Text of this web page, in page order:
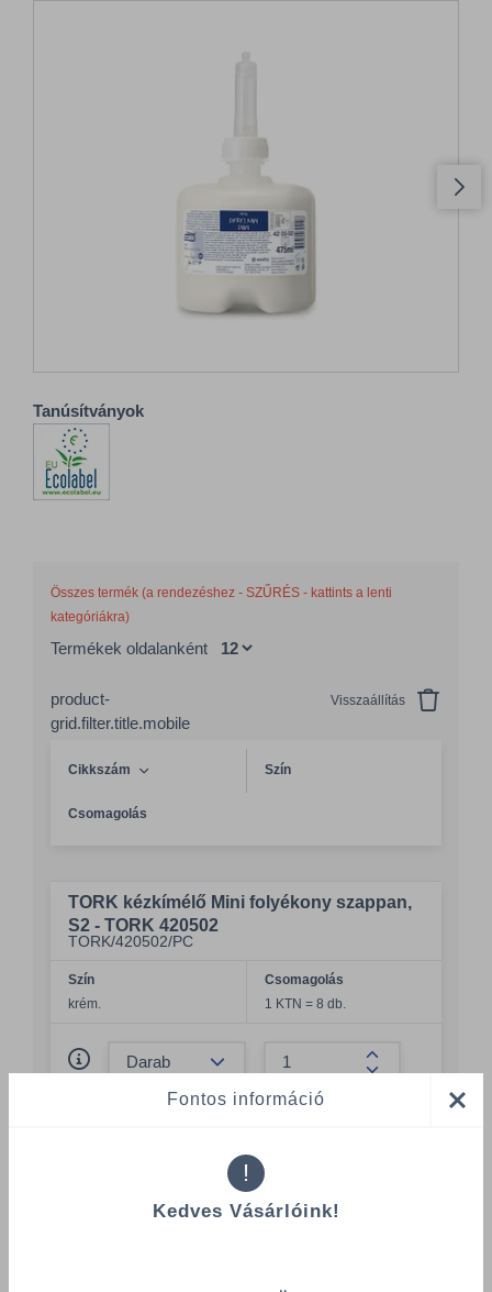
Tanúsítványok
Összes termék (a rendezéshez - SZŰRÉS - kattints a lenti
kategóriákra)
Termékek oldalanként
product-
grid.filter.title.mobile
Visszaállítás
Cikkszám Szín
Csomagolás
TORK kézkímélő Mini folyékony szappan,
S2 - TORK 420502
TORK/420502/PC
Szín
krém.
Csomagolás
1 KTN = 8 db.
Összeg
Számológép
Többszörös választás
Fontos információ
!
Kedves Vásárlóink!